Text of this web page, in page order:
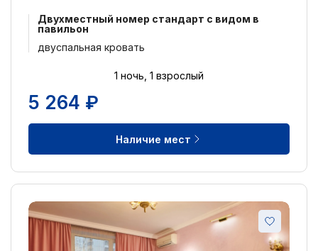
Двухместный номер стандарт с видом в
павильон
двуспальная кровать
1 ночь, 1 взрослый
5 264 ₽
Наличие мест